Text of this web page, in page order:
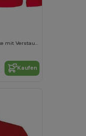
Kinder Outdoor Windjacke mit Verstaubarer Kapuze
Kaufen